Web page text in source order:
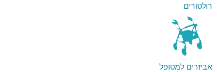
רולטורים
אביזרים למטופל